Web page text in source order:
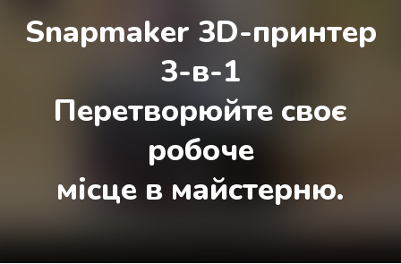
Snapmaker 3D-принтер
3-в-1
Перетворюйте своє
робоче
місце в майстерню.